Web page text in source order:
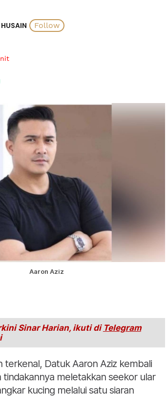
Aaron Aziz
Sinar Harian, ikuti di Telegram
Datuk Aaron Aziz kembali
tindakannya meletakkan seekor ular
kucing melalui satu siaran